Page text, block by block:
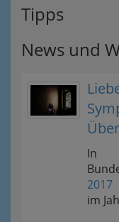
Tipps
News und
In
2017
im